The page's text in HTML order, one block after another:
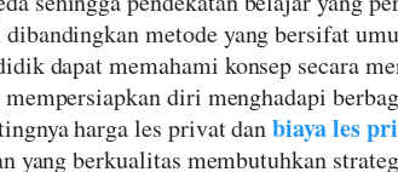
metode yang bersifat
dapat memahami konsep secara
diri menghadapi
harga les privat danbiaya les
yang berkualitas membutuhkan